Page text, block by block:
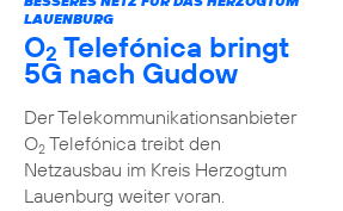
LAUENBURG
O2 Telefónica bringt
5G nach Gudow
Der Telekommunikationsanbieter
O2Telefónica treibt den
Netzausbau im Kreis Herzogtum
Lauenburg weiter voran.